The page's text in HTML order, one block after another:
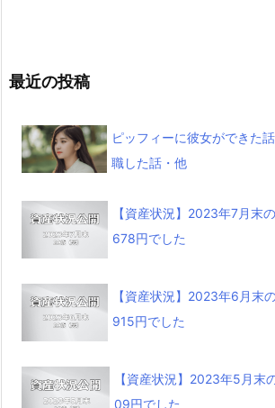
最近の投稿
ピッフィーに彼女ができた
職した話・他
【資産状況】2023年7月末
678円でした
【資産状況】2023年6月末
915円でした
【資産状況】2023年5月末
09円でした